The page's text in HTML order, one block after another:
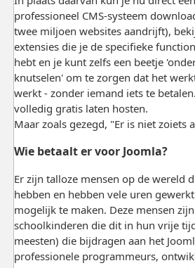
professioneel CMS-systeem
twee miljoen websites aandrijft),
extensies die je de specifieke
hebt en je kunt zelfs een beetje
knutselen' om te zorgen dat het
werkt - zonder iemand iets te
volledig gratis laten hosten.
Maar zoals gezegd, "Er is niet zoiets
Wie betaalt er voor Joomla?
Er zijn talloze mensen op de wereld
hebben en hebben vele uren
mogelijk te maken. Deze mensen
schoolkinderen die dit in hun vrije
meesten) die bijdragen aan het
professionele programmeurs,